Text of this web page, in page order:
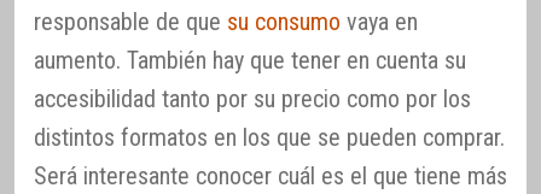
responsable de que su consumo vaya en
aumento. También hay que tener en cuenta su
accesibilidad tanto por su precio como por los
distintos formatos en los que se pueden comprar.
Será interesante conocer cuál es el que tiene más